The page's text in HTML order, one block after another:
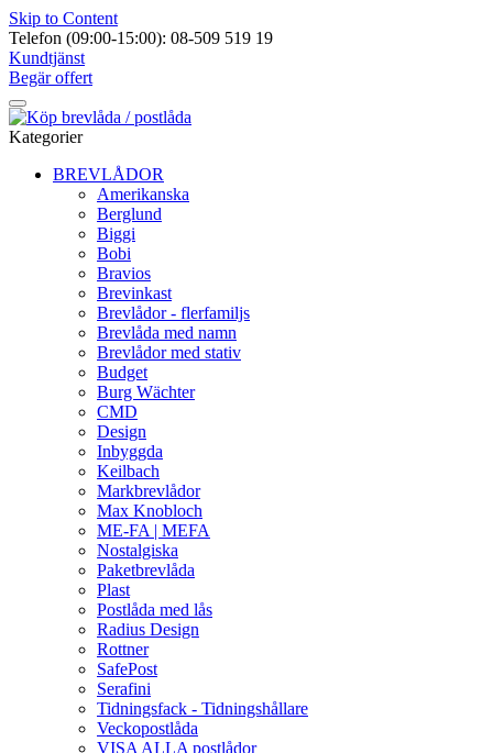
Skip to Content
Telefon (09:00-15:00): 08-509 519 19
Kundtjänst
Begär offert
Kategorier
BREVLÅDOR
Amerikanska
Berglund
Biggi
Bobi
Bravios
Brevinkast
Brevlådor - flerfamiljs
Brevlåda med namn
Brevlådor med stativ
Budget
Burg Wächter
CMD
Design
Inbyggda
Keilbach
Markbrevlådor
Max Knobloch
ME-FA | MEFA
Nostalgiska
Paketbrevlåda
Plast
Postlåda med lås
Radius Design
Rottner
SafePost
Serafini
Tidningsfack - Tidningshållare
Veckopostlåda
VISA ALLA postlådor